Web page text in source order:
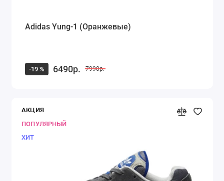
Adidas Yung-1 (Оранжевые)
-19 % 6490р. 7990р.
АКЦИЯ
ПОПУЛЯРНЫЙ
ХИТ